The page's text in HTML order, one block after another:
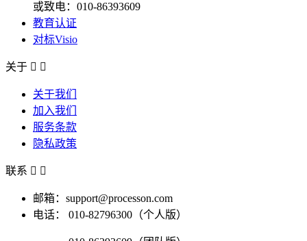
或致电：010-86393609
教育认证
对标Visio
关于  
关于我们
加入我们
服务条款
隐私政策
联系  
邮箱：support@processon.com
电话：
010-82796300（个人版）